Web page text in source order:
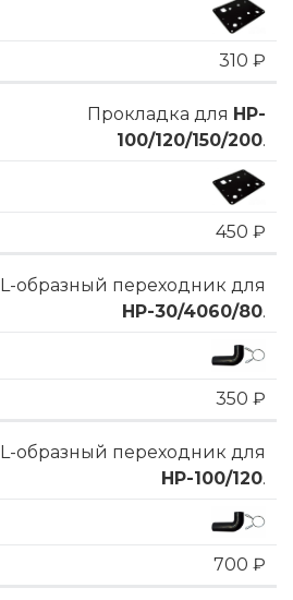
310 ₽
Прокладка для HP-
100/120/150/200.
450 ₽
L-образный переходник для
HP-30/4060/80.
350 ₽
L-образный переходник для
HP-100/120.
700 ₽